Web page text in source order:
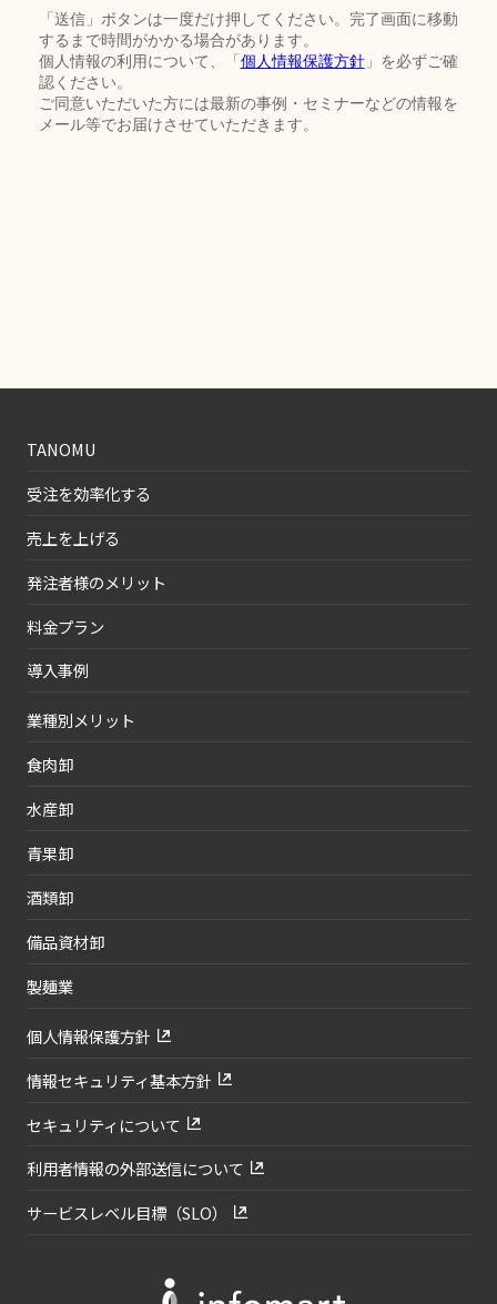
TANOMU
受注を効率化する
売上を上げる
発注者様のメリット
料金プラン
導入事例
業種別メリット
食肉卸
水産卸
青果卸
酒類卸
備品資材卸
製麺業
個人情報保護方針
情報セキュリティ基本方針
セキュリティについて
利用者情報の外部送信について
サービスレベル目標（SLO）